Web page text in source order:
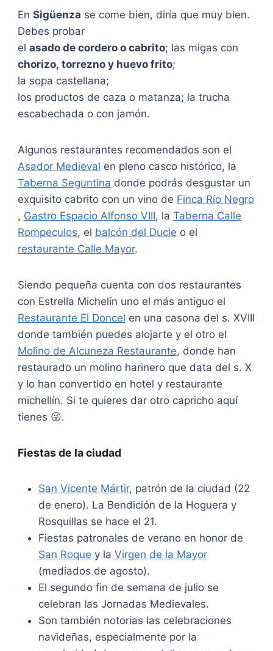
En Sigüenza se come bien, diría que muy bien.
Debes probar
el asado de cordero o cabrito; las migas con
chorizo, torrezno y huevo frito;
la sopa castellana;
los productos de caza o matanza; la trucha
escabechada o con jamón.
Algunos restaurantes recomendados son el
Asador Medieval en pleno casco histórico, la
Taberna Seguntina donde podrás desgustar un
exquisito cabrito con un vino de Finca Río Negro
, Gastro Espacio Alfonso VIII, la Taberna Calle
Rompeculos, el balcón del Ducle o el
restaurante Calle Mayor.
Siendo pequeña cuenta con dos restaurantes
con Estrella Michelín uno el más antiguo el
Restaurante El Doncel en una casona del s. XVIII
donde también puedes alojarte y el otro el
Molino de Alcuneza Restaurante, donde han
restaurado un molino harinero que data del s. X
y lo han convertido en hotel y restaurante
michellín. Si te quieres dar otro capricho aquí
tienes 😜.
Fiestas de la ciudad
San Vicente Mártir, patrón de la ciudad (22
de enero). La Bendición de la Hoguera y
Rosquillas se hace el 21.
Fiestas patronales de verano en honor de
San Roque y la Virgen de la Mayor
(mediados de agosto).
El segundo fin de semana de julio se
celebran las Jornadas Medievales.
Son también notorias las celebraciones
navideñas, especialmente por la